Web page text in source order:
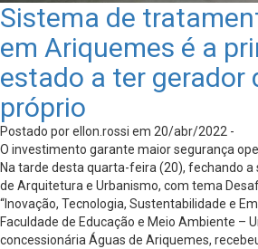
Sistema de
em Ariquemes é a
estado a ter gerador
próprio
Postado por ellon.rossi em 20/abr/2022 -
O investimento garante maior segurança
Na tarde desta quarta-feira (20), fechando a
de Arquitetura e Urbanismo, com tema
“Inovação, Tecnologia, Sustentabilidade e
Faculdade de Educação e Meio Ambiente –
concessionária Águas de Ariquemes,